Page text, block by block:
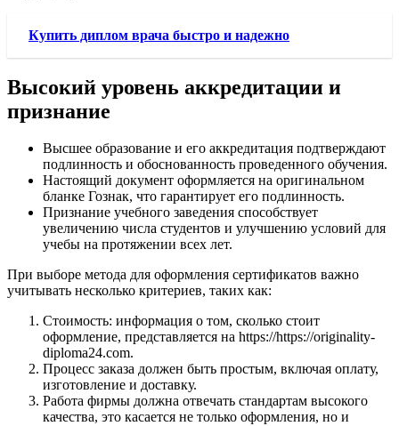
Купить диплом врача быстро и надежно
Высокий уровень аккредитации и
признание
Высшее образование и его аккредитация подтверждают
подлинность и обоснованность проведенного обучения.
Настоящий документ оформляется на оригинальном
бланке Гознак, что гарантирует его подлинность.
Признание учебного заведения способствует
увеличению числа студентов и улучшению условий для
учебы на протяжении всех лет.
При выборе метода для оформления сертификатов важно
учитывать несколько критериев, таких как:
Стоимость: информация о том, сколько стоит
оформление, представляется на https://https://originality-
diploma24.com.
Процесс заказа должен быть простым, включая оплату,
изготовление и доставку.
Работа фирмы должна отвечать стандартам высокого
качества, это касается не только оформления, но и